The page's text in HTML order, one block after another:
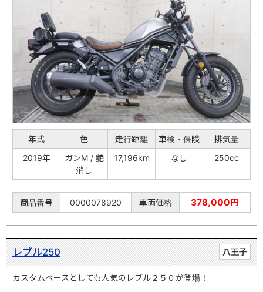
年式 色 走行距離 車検・保険
排気量
2019年
ガンM / 艶
消し
17,196km なし 250cc
商品番号 0000078920 車両価格 378,000円
八王子
レブル250
カスタムベースとしても人気のレブル２５０が登場！